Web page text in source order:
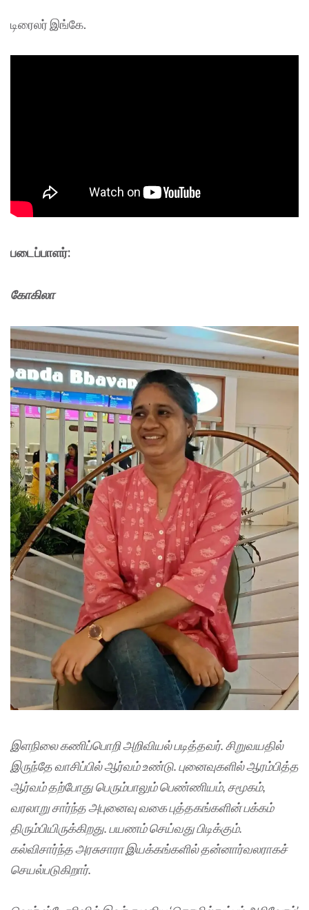
டிரைலர் இங்கே.
படைப்பாளர்:
கோகிலா
இளநிலை கணிப்பொறி அறிவியல் படித்தவர். சிறுவயதில்
இருந்தே வாசிப்பில் ஆர்வம் உண்டு. புனைவுகளில் ஆரம்பித்த
ஆர்வம் தற்போது பெரும்பாலும் பெண்ணியம், சமூகம்,
வரலாறு சார்ந்த அபுனைவு வகை புத்தகங்களின் பக்கம்
திரும்பியிருக்கிறது. பயணம் செய்வது பிடிக்கும்.
கல்விசார்ந்த அரசுசாரா இயக்கங்களில் தன்னார்வலராகச்
செயல்படுகிறார்.